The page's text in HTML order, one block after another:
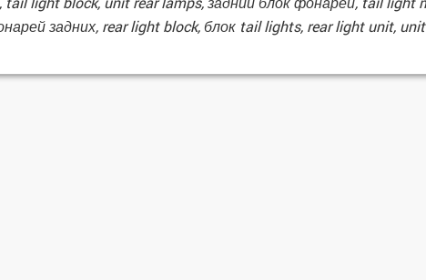
задних, rear light block, блок tail lights, rear light unit,